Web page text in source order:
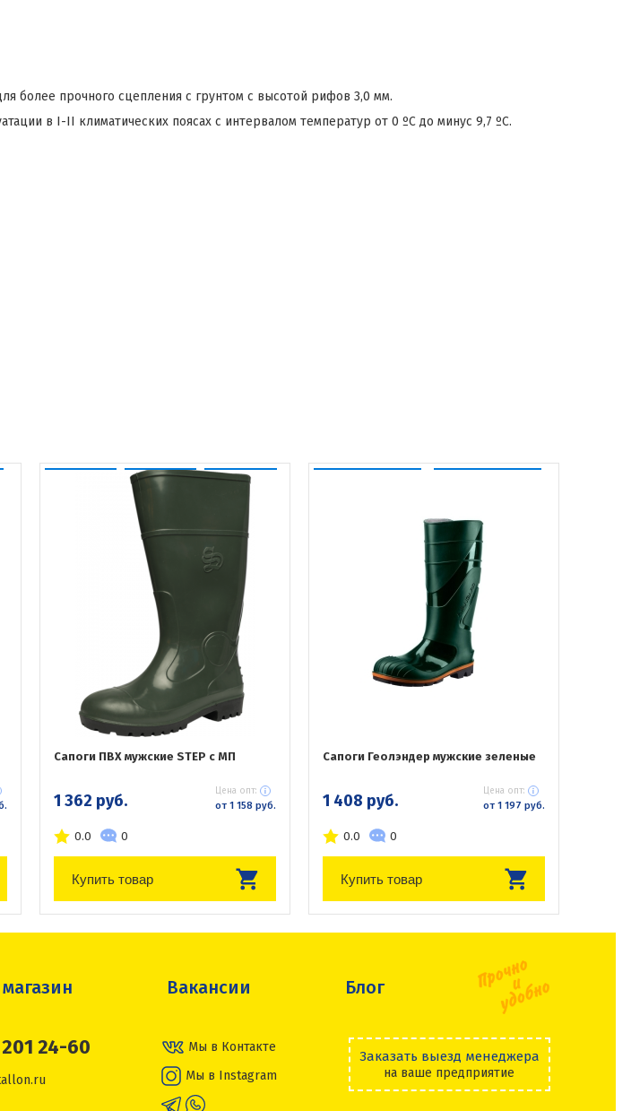
более прочного сцепления с грунтом с высотой рифов 3,0 мм.
в I-II климатических поясах с интервалом температур от 0 ºС до минус 9,7 ºС.
Сапоги ПВХ мужские STEP с МП
1 362 руб. Цена опт:
от 1 158 руб.
0.0 0
Купить товар
Сапоги Геолэндер мужские зеленые
1 408 руб. Цена опт:
от 1 197 руб.
0.0 0
Купить товар
Вакансии Блог
24-60
Мы в Контакте
Мы в Instagram
Заказать выезд менеджера
на ваше предприятие